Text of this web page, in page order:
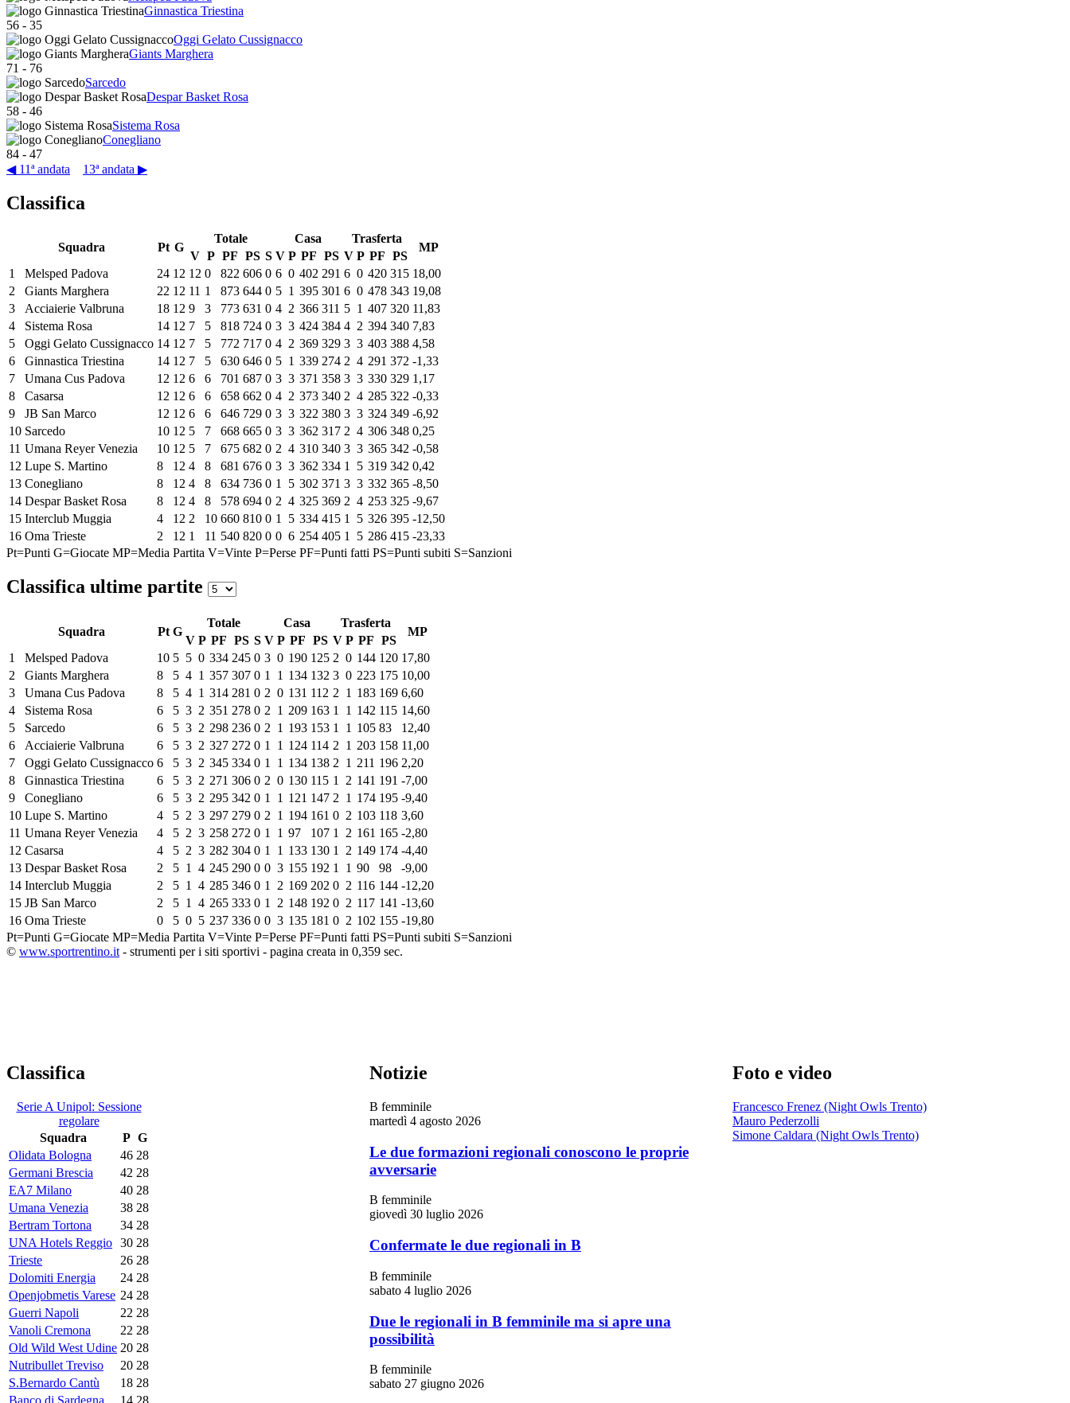
Ginnastica Triestina
56 - 35
Oggi Gelato Cussignacco
Giants Marghera
71 - 76
Sarcedo
Despar Basket Rosa
58 - 46
Sistema Rosa
Conegliano
84 - 47
◀ 11ª andata
13ª andata ▶
Classifica
Squadra Pt G
Totale Casa Trasferta
MP
V P PF PS S V P PF PS V P PF PS
1
Melsped Padova 24 12 12 0 822 606 0 6 0 402 291 6 0 420 315 18,00
2
Giants Marghera 22 12 11 1 873 644 0 5 1 395 301 6 0 478 343 19,08
3
Acciaierie Valbruna 18 12 9 3 773 631 0 4 2 366 311 5 1 407 320 11,83
4
Sistema Rosa 14 12 7 5 818 724 0 3 3 424 384 4 2 394 340 7,83
5
Oggi Gelato Cussignacco 14 12 7 5 772 717 0 4 2 369 329 3 3 403 388 4,58
6
Ginnastica Triestina 14 12 7 5 630 646 0 5 1 339 274 2 4 291 372 -1,33
7
Umana Cus Padova 12 12 6 6 701 687 0 3 3 371 358 3 3 330 329 1,17
8
Casarsa 12 12 6 6 658 662 0 4 2 373 340 2 4 285 322 -0,33
9
JB San Marco 12 12 6 6 646 729 0 3 3 322 380 3 3 324 349 -6,92
10 Sarcedo 10 12 5 7 668 665 0 3 3 362 317 2 4 306 348 0,25
11 Umana Reyer Venezia 10 12 5 7 675 682 0 2 4 310 340 3 3 365 342 -0,58
12 Lupe S. Martino 8 12 4 8 681 676 0 3 3 362 334 1 5 319 342 0,42
13 Conegliano 8 12 4 8 634 736 0 1 5 302 371 3 3 332 365 -8,50
14 Despar Basket Rosa 8 12 4 8 578 694 0 2 4 325 369 2 4 253 325 -9,67
15 Interclub Muggia 4 12 2 10 660 810 0 1 5 334 415 1 5 326 395 -12,50
16 Oma Trieste 2 12 1 11 540 820 0 0 6 254 405 1 5 286 415 -23,33
Pt=Punti G=Giocate MP=Media Partita V=Vinte P=Perse PF=Punti fatti PS=Punti subiti S=Sanzioni
Classifica ultime partite
Squadra Pt G
Totale Casa Trasferta
MP
V P PF PS S V P PF PS V P PF PS
1
Melsped Padova 10 5 5 0 334 245 0 3 0 190 125 2 0 144 120 17,80
2
Giants Marghera 8 5 4 1 357 307 0 1 1 134 132 3 0 223 175 10,00
3
Umana Cus Padova 8 5 4 1 314 281 0 2 0 131 112 2 1 183 169 6,60
4
Sistema Rosa 6 5 3 2 351 278 0 2 1 209 163 1 1 142 115 14,60
5
Sarcedo 6 5 3 2 298 236 0 2 1 193 153 1 1 105 83
12,40
6
Acciaierie Valbruna 6 5 3 2 327 272 0 1 1 124 114 2 1 203 158 11,00
7
Oggi Gelato Cussignacco 6 5 3 2 345 334 0 1 1 134 138 2 1 211 196 2,20
8
Ginnastica Triestina 6 5 3 2 271 306 0 2 0 130 115 1 2 141 191 -7,00
9
Conegliano 6 5 3 2 295 342 0 1 1 121 147 2 1 174 195 -9,40
10 Lupe S. Martino 4 5 2 3 297 279 0 2 1 194 161 0 2 103 118 3,60
11 Umana Reyer Venezia 4 5 2 3 258 272 0 1 1 97 107 1 2 161 165 -2,80
12 Casarsa 4 5 2 3 282 304 0 1 1 133 130 1 2 149 174 -4,40
13 Despar Basket Rosa 2 5 1 4 245 290 0 0 3 155 192 1 1 90 98
-9,00
14 Interclub Muggia 2 5 1 4 285 346 0 1 2 169 202 0 2 116 144 -12,20
15 JB San Marco 2 5 1 4 265 333 0 1 2 148 192 0 2 117 141 -13,60
16 Oma Trieste 0 5 0 5 237 336 0 0 3 135 181 0 2 102 155 -19,80
Pt=Punti G=Giocate MP=Media Partita V=Vinte P=Perse PF=Punti fatti PS=Punti subiti S=Sanzioni
© www.sportrentino.it - strumenti per i siti sportivi - pagina creata in 0,359 sec.
Classifica
Serie A Unipol: Sessione
regolare
Squadra
P G
Olidata Bologna
46 28
Germani Brescia
42 28
EA7 Milano
40 28
Umana Venezia
38 28
Bertram Tortona
34 28
UNA Hotels Reggio 30 28
Trieste
26 28
Dolomiti Energia
24 28
Openjobmetis Varese 24 28
Guerri Napoli
22 28
Vanoli Cremona
22 28
Old Wild West Udine 20 28
Nutribullet Treviso
20 28
S.Bernardo Cantù
18 28
Banco di Sardegna
14 28
Notizie
B femminile
martedì 4 agosto 2026
Le due formazioni regionali conoscono le proprie
avversarie
B femminile
giovedì 30 luglio 2026
Confermate le due regionali in B
B femminile
sabato 4 luglio 2026
Due le regionali in B femminile ma si apre una
possibilità
B femminile
sabato 27 giugno 2026
Foto e video
Francesco Frenez (Night Owls Trento)
Mauro Pederzolli
Simone Caldara (Night Owls Trento)